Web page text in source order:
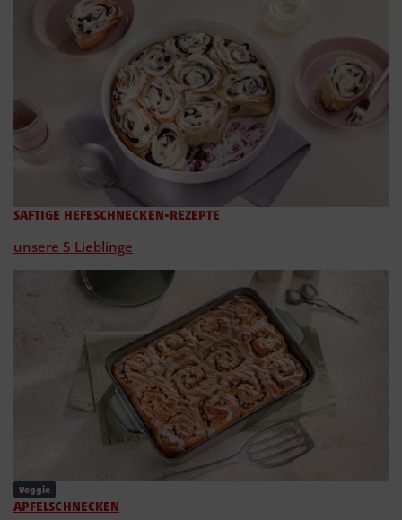
SAFTIGE HEFESCHNECKEN-REZEPTE
unsere 5 Lieblinge
Veggie
APFELSCHNECKEN